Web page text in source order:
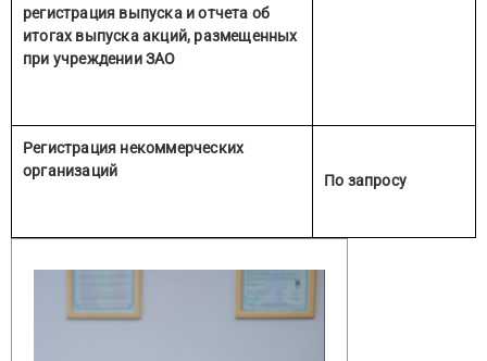
регистрация выпуска и отчета об
итогах выпуска акций, размещенных
при учреждении ЗАО
Регистрация некоммерческих
организаций
По запросу